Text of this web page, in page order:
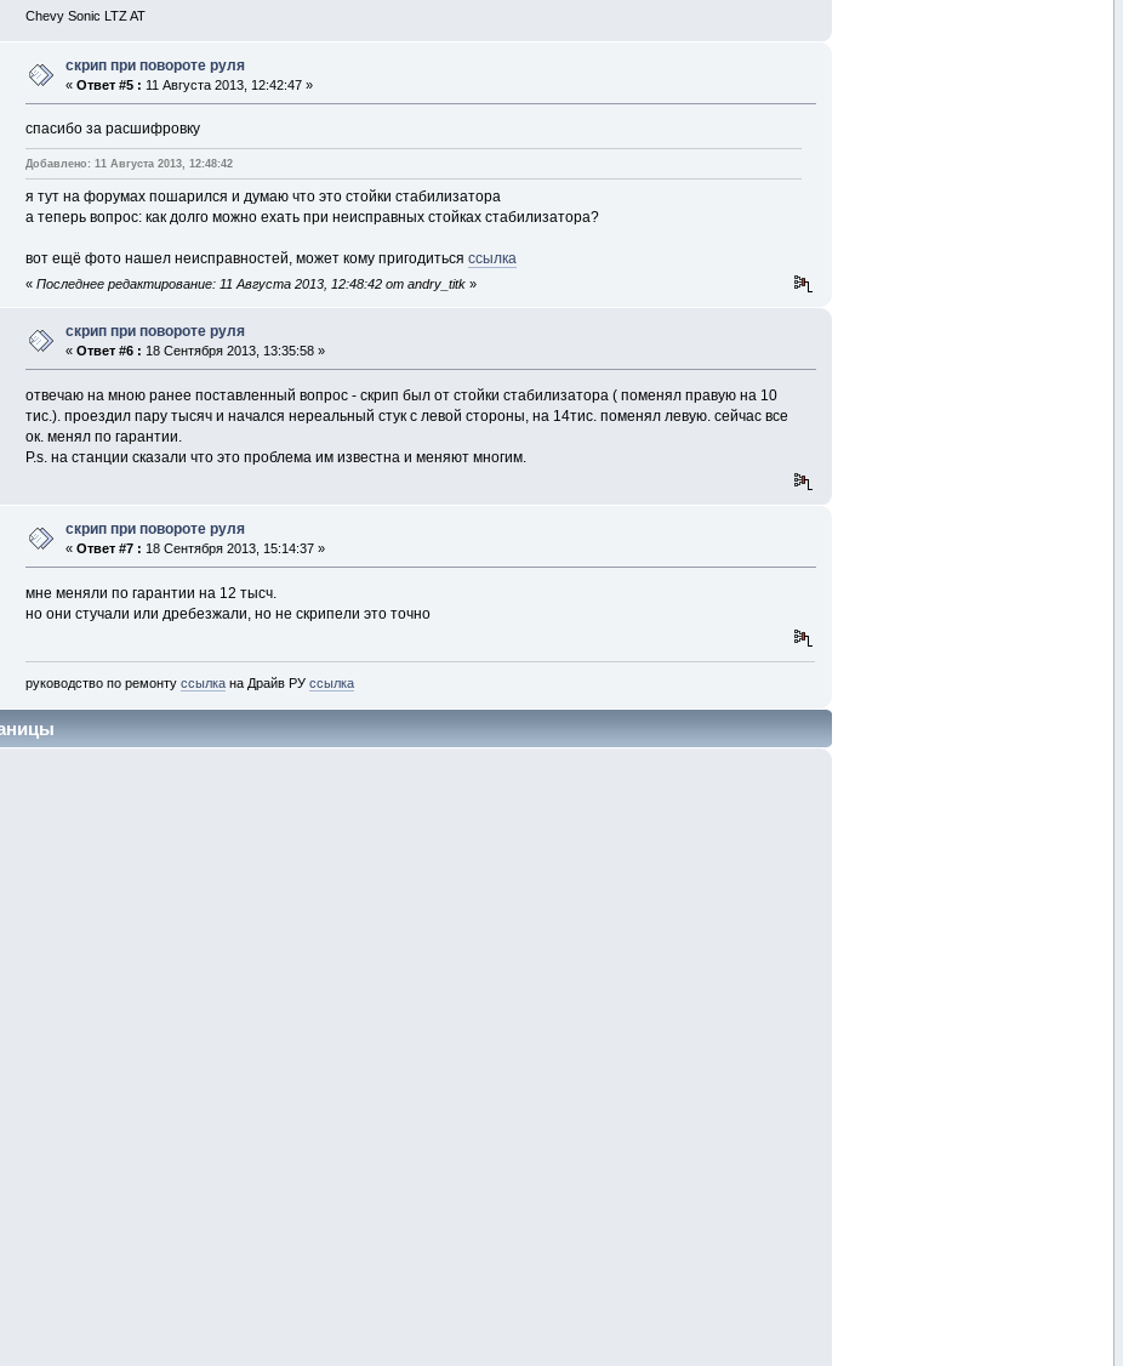
Chevy Sonic LTZ AT
скрип при повороте руля
« Ответ #5 : 11 Августа 2013, 12:42:47 »
спасибо за расшифровку
Добавлено: 11 Августа 2013, 12:48:42
я тут на форумах пошарился и думаю что это стойки стабилизатора
а теперь вопрос: как долго можно ехать при неисправных стойках стабилизатора?
вот ещё фото нашел неисправностей, может кому пригодитьсяссылка
«Последнее редактирование: 11 Августа 2013, 12:48:42 от andry_titk »
скрип при повороте руля
« Ответ #6 : 18 Сентября 2013, 13:35:58 »
отвечаю на мною ранее поставленный вопрос - скрип был от стойки стабилизатора ( поменял правую на 10
тис.). проездил пару тысяч и начался нереальный стук с левой стороны, на 14тис. поменял левую. сейчас все
ок. менял по гарантии.
Р.s. на станции сказали что это проблема им известна и меняют многим.
скрип при повороте руля
« Ответ #7 : 18 Сентября 2013, 15:14:37 »
мне меняли по гарантии на 12 тысч.
но они стучали или дребезжали, но не скрипели это точно
руководство по ремонтуссылка на Драйв РУссылка